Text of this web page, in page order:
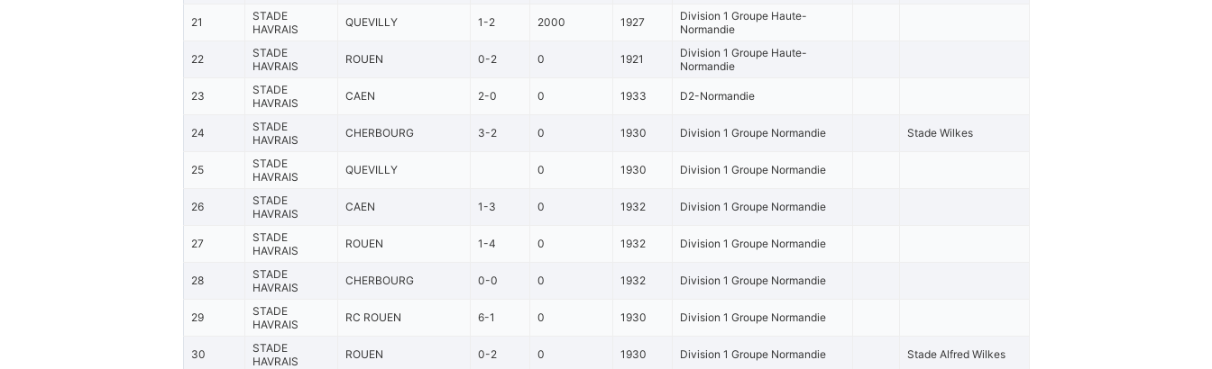
21
STADE
HAVRAIS
QUEVILLY 1-2 2000 1927
Division 1 Groupe Haute-
Normandie
22
STADE
HAVRAIS
ROUEN 0-2 0 1921
Division 1 Groupe Haute-
Normandie
23
STADE
HAVRAIS
CAEN 2-0 0 1933 D2-Normandie
24
STADE
HAVRAIS
CHERBOURG 3-2 0 1930 Division 1 Groupe Normandie Stade Wilkes
25
STADE
HAVRAIS
QUEVILLY 0 1930 Division 1 Groupe Normandie
26
STADE
HAVRAIS
CAEN 1-3 0 1932 Division 1 Groupe Normandie
27
STADE
HAVRAIS
ROUEN 1-4 0 1932 Division 1 Groupe Normandie
28
STADE
HAVRAIS
CHERBOURG 0-0 0 1932 Division 1 Groupe Normandie
29
STADE
HAVRAIS
RC ROUEN 6-1 0 1930 Division 1 Groupe Normandie
30
STADE
HAVRAIS
ROUEN 0-2 0 1930 Division 1 Groupe Normandie Stade Alfred Wilkes